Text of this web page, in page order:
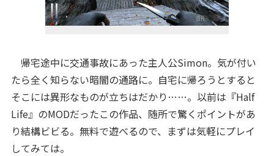
帰宅途中に交通事故にあった主人公Simon。気が付い
たら全く知らない暗闇の通路に。自宅に帰ろうとすると
そこには異形なものが立ちはだかり……。以前は『Half
Life』のMODだったこの作品、随所で驚くポイントがあ
り結構ビビる。無料で遊べるので、まずは気軽にプレイ
してみては。